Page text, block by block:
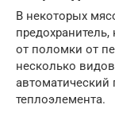
В некоторых
от поломки от
несколько
автоматический
теплоэлемента.